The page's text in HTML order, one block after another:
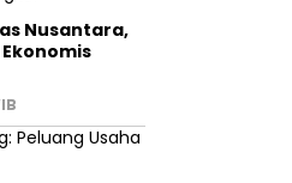
Nusantara,